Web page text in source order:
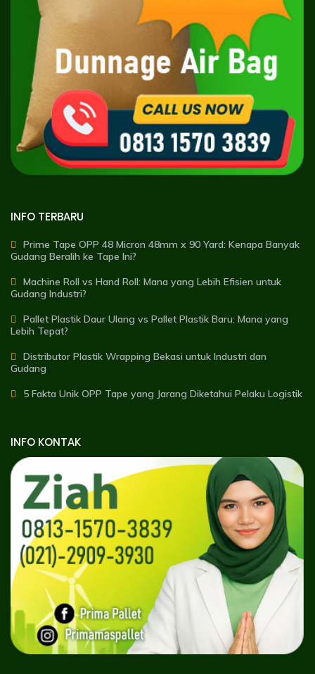
INFO TERBARU
Prime Tape OPP 48 Micron 48mm x 90 Yard: Kenapa Banyak
Gudang Beralih ke Tape Ini?
Machine Roll vs Hand Roll: Mana yang Lebih Efisien untuk
Gudang Industri?
Pallet Plastik Daur Ulang vs Pallet Plastik Baru: Mana yang
Lebih Tepat?
Distributor Plastik Wrapping Bekasi untuk Industri dan
Gudang
5 Fakta Unik OPP Tape yang Jarang Diketahui Pelaku Logistik
INFO KONTAK